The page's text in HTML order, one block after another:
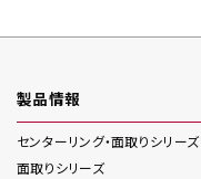
製品情報
センターリング・面取りシリーズ
面取りシリーズ